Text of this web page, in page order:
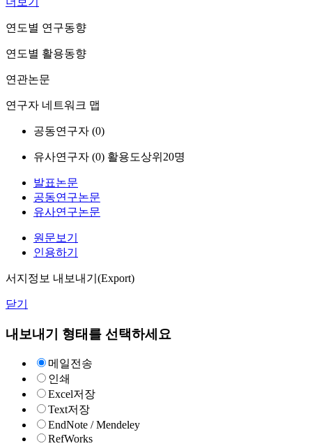
연도별 연구동향
연도별 활용동향
연관논문
연구자 네트워크 맵
공동연구자 (0)
유사연구자 (0) 활용도상위20명
발표논문
공동연구논문
유사연구논문
원문보기
인용하기
서지정보 내보내기(Export)
닫기
내보내기 형태를 선택하세요
메일전송
인쇄
Excel저장
Text저장
EndNote / Mendeley
RefWorks